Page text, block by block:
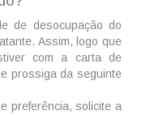
de desocupação do
Assim, logo que
com a carta de
prossiga da seguinte
preferência, solicite a